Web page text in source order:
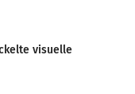
visuelle